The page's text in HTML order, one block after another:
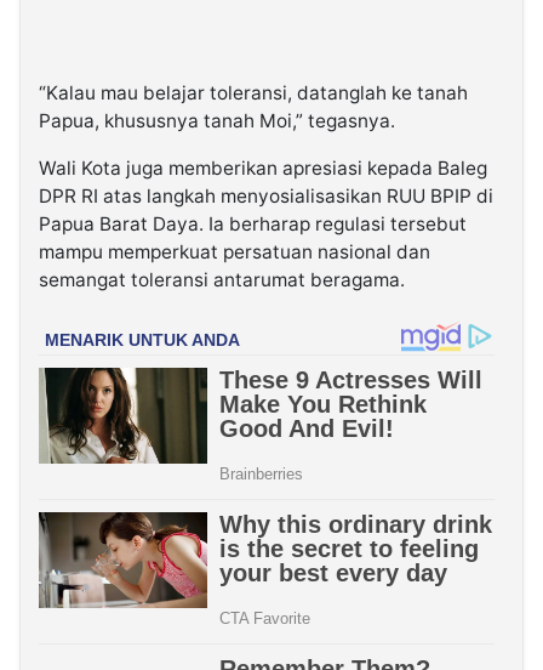
“Kalau mau belajar toleransi, datanglah ke tanah
Papua, khususnya tanah Moi,” tegasnya.
Wali Kota juga memberikan apresiasi kepada Baleg
DPR RI atas langkah menyosialisasikan RUU BPIP di
Papua Barat Daya. Ia berharap regulasi tersebut
mampu memperkuat persatuan nasional dan
semangat toleransi antarumat beragama.